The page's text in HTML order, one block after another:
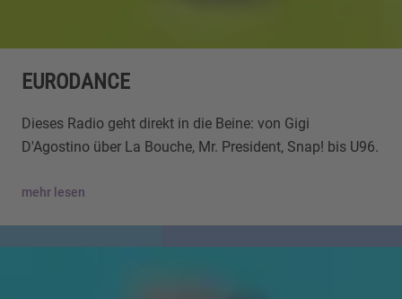
EURODANCE
Dieses Radio geht direkt in die Beine: von Gigi
D'Agostino über La Bouche, Mr. President, Snap! bis U96.
mehr lesen